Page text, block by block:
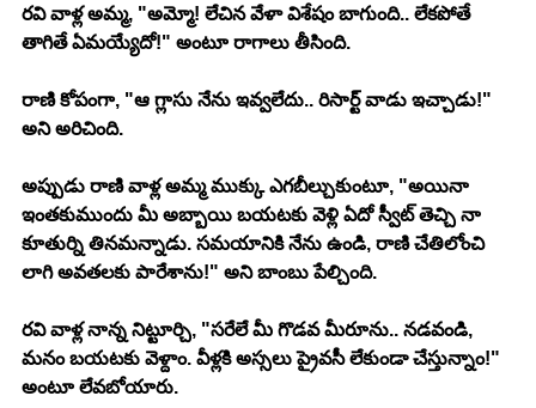
రవి వాళ్ల అమ్మ, "అమ్మో! లేచిన వేళా విశేషం బాగుంది.. లేకపోతే
తాగితే ఏమయ్యేదో!" అంటూ రాగాలు తీసింది.
రాణి కోపంగా, "ఆ గ్లాసు నేను ఇవ్వలేదు.. రిసార్ట్ వాడు ఇచ్చాడు!"
అని అరిచింది.
అప్పుడు రాణి వాళ్ల అమ్మ ముక్కు ఎగబీల్చుకుంటూ, "అయినా
ఇంతకుముందు మీ అబ్బాయి బయటకు వెళ్లి ఏదో స్వీట్ తెచ్చి నా
కూతుర్ని తినమన్నాడు. సమయానికి నేను ఉండి, రాణి చేతిలోంచి
లాగి అవతలకు పారేశాను!" అని బాంబు పేల్చింది.
రవి వాళ్ల నాన్న నిట్టూర్చి, "సరేలే మీ గొడవ మీరూను.. నడవండి,
మనం బయటకు వెళ్దాం. వీళ్లకి అస్సలు ప్రైవసీ లేకుండా చేస్తున్నాం!"
అంటూ లేవబోయారు.